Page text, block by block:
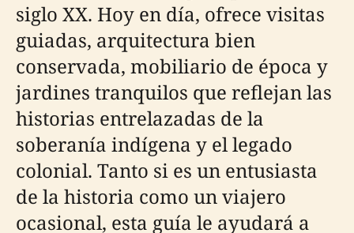
siglo XX. Hoy en día, ofrece visitas
guiadas, arquitectura bien
conservada, mobiliario de época y
jardines tranquilos que reflejan las
historias entrelazadas de la
soberanía indígena y el legado
colonial. Tanto si es un entusiasta
de la historia como un viajero
ocasional, esta guía le ayudará a